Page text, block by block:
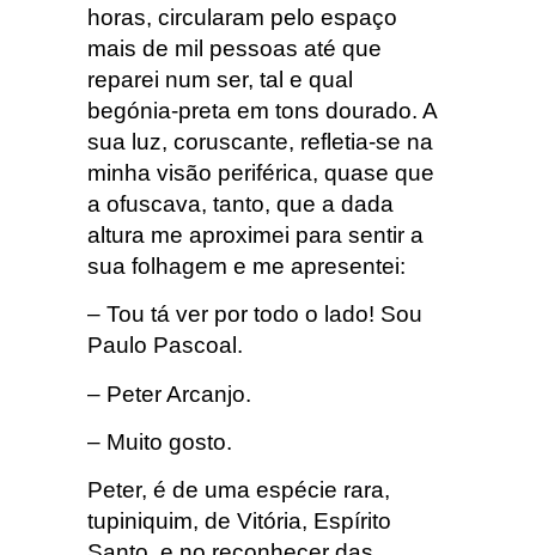
horas, circularam pelo espaço
mais de mil pessoas até que
reparei num ser, tal e qual
begónia-preta em tons dourado. A
sua luz, coruscante, refletia-se na
minha visão periférica, quase que
a ofuscava, tanto, que a dada
altura me aproximei para sentir a
sua folhagem e me apresentei:
– Tou tá ver por todo o lado! Sou
Paulo Pascoal.
– Peter Arcanjo.
– Muito gosto.
Peter, é de uma espécie rara,
tupiniquim, de Vitória, Espírito